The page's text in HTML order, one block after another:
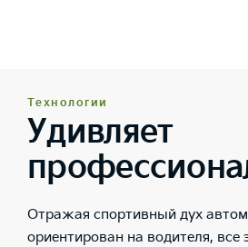
Технологии
Удивляет
Отражая спортивный дух
ориентирован на водителя, все